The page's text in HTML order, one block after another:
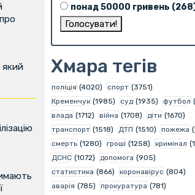
який
понад 50000 гривень
Хмара тегів
поліція (4020) спорт (3751)
Кременчук (1985) суд (1935) футбол
влада (1712) війна (1708) діти (1670)
транспорт (1518) ДТП (1510) пожежа
смерть (1280) гроші (1258) кримінал
ДСНС (1072) допомога (905)
статистика (866) коронавірус (804)
аварія (785) прокуратура (781)